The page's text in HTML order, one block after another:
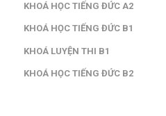
KHOÁ HỌC TIẾNG ĐỨC A2
KHOÁ HỌC TIẾNG ĐỨC B1
KHOÁ LUYỆN THI B1
KHOÁ HỌC TIẾNG ĐỨC B2